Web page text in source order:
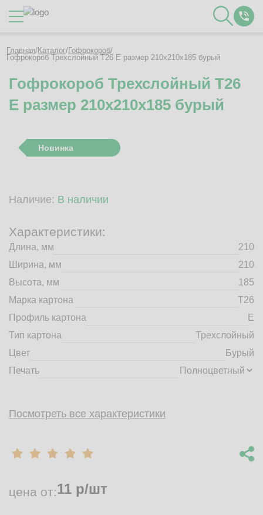
О Компании
Контакты
Полезное
Вакансии
Гофротара с печатью
Рассчитать стоимость упаковки
Пн-Пт 8:00 - 17:00
+7 (4832) 71-44-42
г. Брянск, Белобережская улица, 1А
© 2014 - 2026 | ООО ТД "Брянский картон" Все права защищены,
материалов с сайта строго запрещено.
Главная/Каталог/Гофрокороб/
Гофрокороб Трехслойный Т26 E размер 210x210x185 бурый
Гофрокороб Трехслойный Т26
E размер 210x210x185 бурый
Новинка
Наличие: В наличии
Характеристики:
Длина, мм
210
Ширина, мм
210
Высота, мм
185
Марка картона
Т26
Профиль картона
E
Тип картона
Трехслойный
Цвет
Бурый
Печать
Посмотреть все характеристики
цена от:11 р/шт